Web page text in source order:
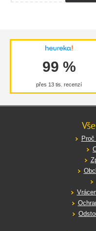
99 %
přes 13 tis. recenzí